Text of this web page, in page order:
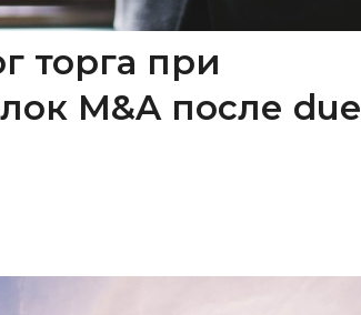
торга при
M&A после due